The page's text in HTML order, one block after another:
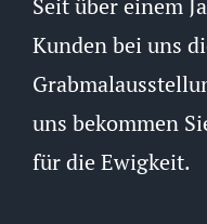
Seit über einem
Kunden bei uns
uns bekommen
für die Ewigkeit.